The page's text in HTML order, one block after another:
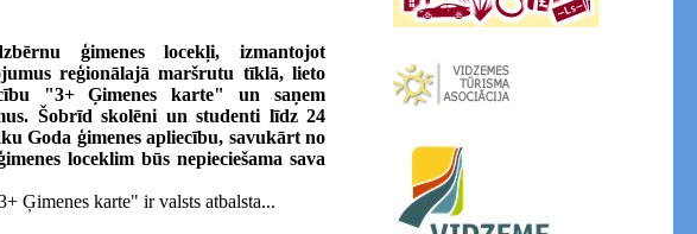
ģimenes locekļi, izmantojot
reģionālajā maršrutu tīklā, lieto
"3+ Ģimenes karte" un saņem
Šobrīd skolēni un studenti līdz 24
Goda ģimenes apliecību, savukārt no
loceklim būs nepieciešama sava
Ģimenes karte" ir valsts atbalsta...